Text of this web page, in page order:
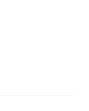
Jakuba